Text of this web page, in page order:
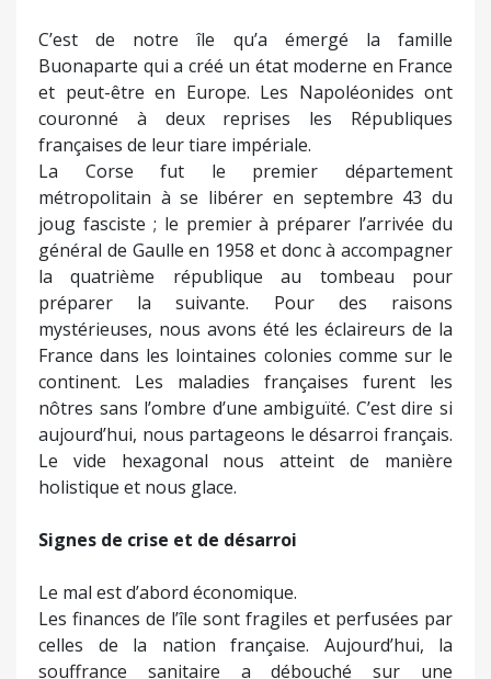
C’est de notre île qu’a émergé la famille
Buonaparte qui a créé un état moderne en France
et peut-être en Europe. Les Napoléonides ont
couronné à deux reprises les Républiques
françaises de leur tiare impériale.
La Corse fut le premier département
métropolitain à se libérer en septembre 43 du
joug fasciste ; le premier à préparer l’arrivée du
général de Gaulle en 1958 et donc à accompagner
la quatrième république au tombeau pour
préparer la suivante. Pour des raisons
mystérieuses, nous avons été les éclaireurs de la
France dans les lointaines colonies comme sur le
continent. Les maladies françaises furent les
nôtres sans l’ombre d’une ambiguïté. C’est dire si
aujourd’hui, nous partageons le désarroi français.
Le vide hexagonal nous atteint de manière
holistique et nous glace.
Signes de crise et de désarroi
Le mal est d’abord économique.
Les finances de l’île sont fragiles et perfusées par
celles de la nation française. Aujourd’hui, la
souffrance sanitaire a débouché sur une